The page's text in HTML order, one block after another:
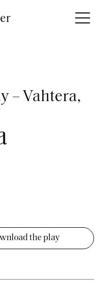
– Vahtera,
the play